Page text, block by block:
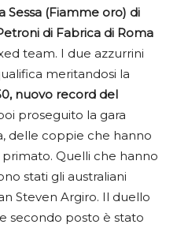
Sessa (Fiamme oro) di
di Fabrica di Roma
team. I due azzurrini
meritandosi la
nuovo record del
proseguito la gara
delle coppie che hanno
Quelli che hanno
stati gli australiani
Steven Argiro. Il duello
secondo posto è stato